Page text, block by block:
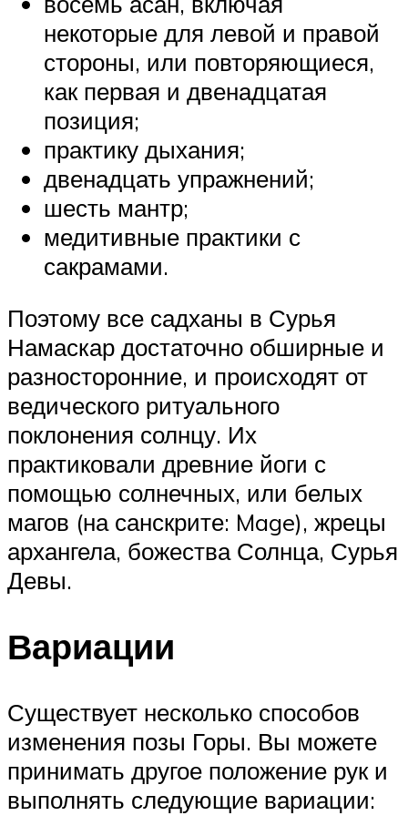
некоторые для левой и правой
стороны, или повторяющиеся,
как первая и двенадцатая
позиция;
практику дыхания;
двенадцать упражнений;
шесть мантр;
медитивные практики с
сакрамами.
Поэтому все садханы в Сурья
Намаскар достаточно обширные и
разносторонние, и происходят от
ведического ритуального
поклонения солнцу. Их
практиковали древние йоги с
помощью солнечных, или белых
магов (на санскрите: Mage), жрецы
архангела, божества Солнца, Сурья
Девы.
Вариации
Существует несколько способов
изменения позы Горы. Вы можете
принимать другое положение рук и
выполнять следующие вариации: